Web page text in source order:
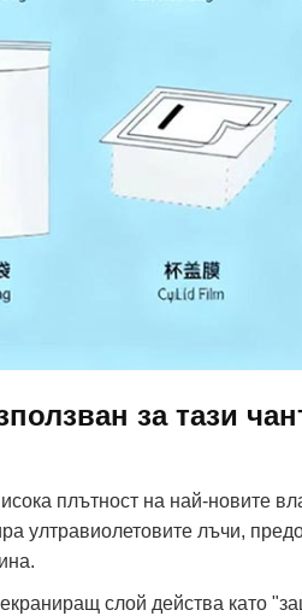
за тази
плътност на най-новите
ултравиолетовите лъчи,
слой действа като